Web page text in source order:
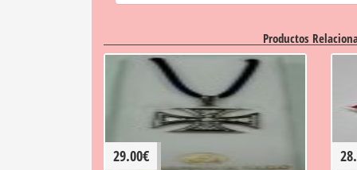
Productos
29.00€